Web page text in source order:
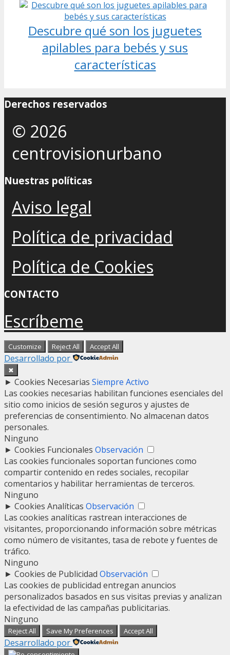
Descubre qué son los juguetes
apilables para bebés y sus
características
Derechos reservados
© 2026
centrovisionurbano
Nuestras políticas
Aviso legal
Política de privacidad
Política de Cookies
CONTACTO
Escríbeme
Customize Reject All Accept All
Desarrollado por
✖
► Cookies Necesarias Siempre Activo
Las cookies necesarias habilitan funciones esenciales del
sitio como inicios de sesión seguros y ajustes de
preferencias de consentimiento. No almacenan datos
personales.
Ninguno
► Cookies Funcionales Observación
Las cookies funcionales soportan funciones como
compartir contenido en redes sociales, recopilar
comentarios y habilitar herramientas de terceros.
Ninguno
► Cookies Analíticas Observación
Las cookies analíticas rastrean interacciones de
visitantes, proporcionando información sobre métricas
como número de visitantes, tasa de rebote y fuentes de
tráfico.
Ninguno
► Cookies de Publicidad Observación
Las cookies de publicidad entregan anuncios
personalizados basados en sus visitas previas y analizan
la efectividad de las campañas publicitarias.
Ninguno
Reject All Save My Preferences Accept All
Desarrollado por